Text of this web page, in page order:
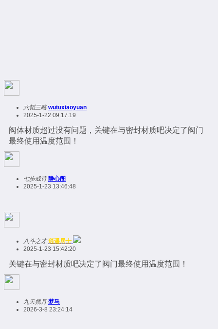
六韬三略 wutuxiaoyuan
2025-1-22 09:17:19
阀体材质超过没有问题，关键在与密封材质吧决定了阀门
最终使用温度范围！
七步成诗 静心阁
2025-1-23 13:46:48
八斗之才 逍遥居士
2025-1-23 15:42:20
关键在与密封材质吧决定了阀门最终使用温度范围！
九天揽月 梦马
2026-3-8 23:24:14